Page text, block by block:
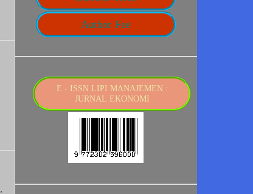
Author Fee
E - ISSN LIPI MANAJEMEN :
JURNAL EKONOMI